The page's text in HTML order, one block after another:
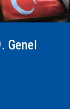
Genel